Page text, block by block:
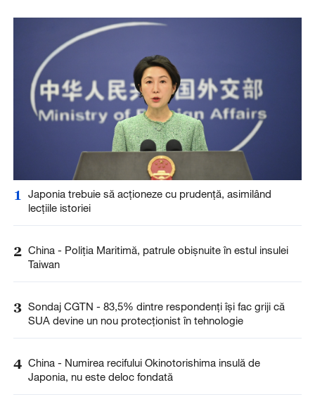
1
Japonia trebuie să acționeze cu prudență, asimilând
lecțiile istoriei
2 China - Poliția Maritimă, patrule obișnuite în estul insulei
Taiwan
3 Sondaj CGTN - 83,5% dintre respondenți își fac griji că
SUA devine un nou protecționist în tehnologie
4 China - Numirea recifului Okinotorishima insulă de
Japonia, nu este deloc fondată